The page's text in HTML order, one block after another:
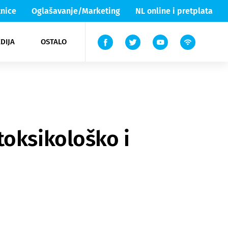
Oglašavanje/Marketing NL online i pretplata
OSTALO
Lika & Senj
TV
i